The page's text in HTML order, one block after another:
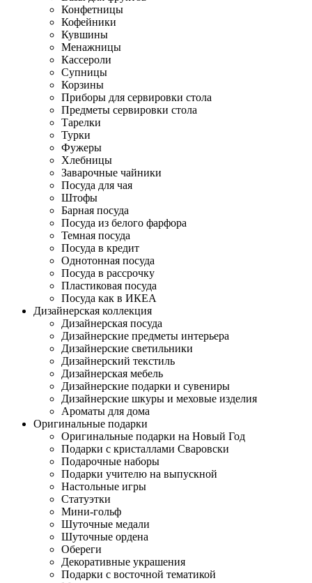
Конфетницы
Кофейники
Кувшины
Менажницы
Кассероли
Супницы
Корзины
Приборы для сервировки стола
Предметы сервировки стола
Тарелки
Турки
Фужеры
Хлебницы
Заварочные чайники
Посуда для чая
Штофы
Барная посуда
Посуда из белого фарфора
Темная посуда
Посуда в кредит
Однотонная посуда
Посуда в рассрочку
Пластиковая посуда
Посуда как в ИКЕА
Дизайнерская коллекция
Дизайнерская посуда
Дизайнерские предметы интерьера
Дизайнерские светильники
Дизайнерский текстиль
Дизайнерская мебель
Дизайнерские подарки и сувениры
Дизайнерские шкуры и меховые изделия
Ароматы для дома
Оригинальные подарки
Оригинальные подарки на Новый Год
Подарки с кристаллами Сваровски
Подарочные наборы
Подарки учителю на выпускной
Настольные игры
Статуэтки
Мини-гольф
Шуточные медали
Шуточные ордена
Обереги
Декоративные украшения
Подарки с восточной тематикой